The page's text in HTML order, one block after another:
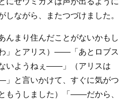
しながら、またつづけました。
んまり住んだことがないかもし
」とアリス）――「あとロブス
いようねぇ――」（アリスは
」と言いかけて、すぐに気がつ
もうしました）「――だから、